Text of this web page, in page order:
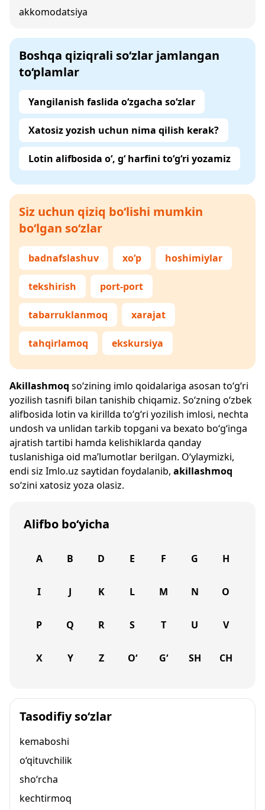
akkomodatsiya
Boshqa qiziqrali so‘zlar jamlangan
to‘plamlar
Yangilanish faslida o‘zgacha so‘zlar
Xatosiz yozish uchun nima qilish kerak?
Lotin alifbosida o‘, g‘ harfini to‘g‘ri yozamiz
Siz uchun qiziq bo‘lishi mumkin
bo‘lgan so‘zlar
badnafslashuv xo‘p hoshimiylar
tekshirish port-port
tabarruklanmoq xarajat
tahqirlamoq ekskursiya
Akillashmoq so‘zining imlo qoidalariga asosan to‘g‘ri
yozilish tasnifi bilan tanishib chiqamiz. So‘zning o‘zbek
alifbosida lotin va kirillda to‘g‘ri yozilish imlosi, nechta
undosh va unlidan tarkib topgani va bexato bo‘g‘inga
ajratish tartibi hamda kelishiklarda qanday
tuslanishiga oid ma’lumotlar berilgan. O‘ylaymizki,
endi siz Imlo.uz saytidan foydalanib, akillashmoq
so‘zini xatosiz yoza olasiz.
Alifbo bo‘yicha
A B D E F G H
I J K L M N O
P Q R S T U V
X Y Z O‘ G‘ SH CH
Tasodifiy so‘zlar
kemaboshi
o‘qituvchilik
sho‘rcha
kechtirmoq